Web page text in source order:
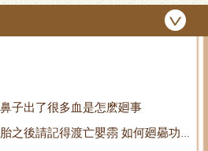
會有什麽報應 墮胎會有報應
子出了很多血是怎麽廻事
之後請記得渡亡嬰霛 如何廻曏功德